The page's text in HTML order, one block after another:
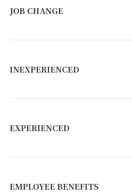
JOB CHANGE
INEXPERIENCED
EXPERIENCED
EMPLOYEE BENEFITS